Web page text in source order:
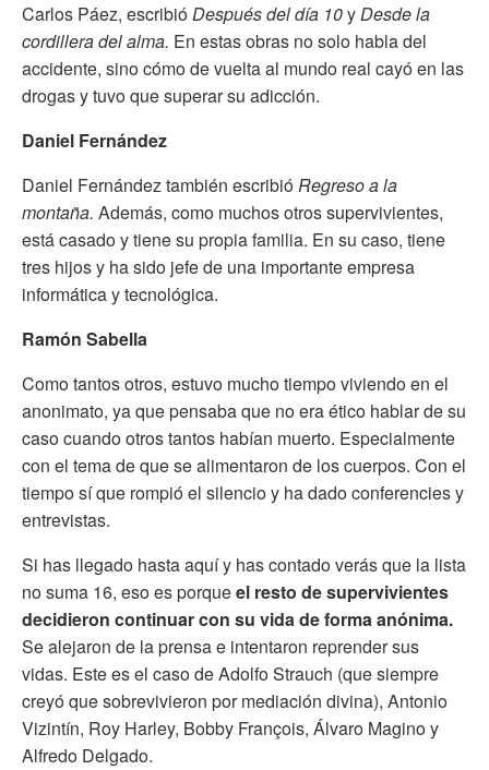
Carlos Páez, escribióDespués del día 10yDesde la
cordillera del alma. En estas obras no solo habla del
accidente, sino cómo de vuelta al mundo real cayó en las
drogas y tuvo que superar su adicción.
Daniel Fernández
Daniel Fernández también escribióRegreso a la
montaña. Además, como muchos otros supervivientes,
está casado y tiene su propia familia. En su caso, tiene
tres hijos y ha sido jefe de una importante empresa
informática y tecnológica.
Ramón Sabella
Como tantos otros, estuvo mucho tiempo viviendo en el
anonimato, ya que pensaba que no era ético hablar de su
caso cuando otros tantos habían muerto. Especialmente
con el tema de que se alimentaron de los cuerpos. Con el
tiempo sí que rompió el silencio y ha dado conferencies y
entrevistas.
Si has llegado hasta aquí y has contado verás que la lista
no suma 16, eso es porqueel resto de supervivientes
decidieron continuar con su vida de forma anónima.
Se alejaron de la prensa e intentaron reprender sus
vidas. Este es el caso de Adolfo Strauch (que siempre
creyó que sobrevivieron por mediación divina), Antonio
Vizintín, Roy Harley, Bobby François, Álvaro Magino y
Alfredo Delgado.